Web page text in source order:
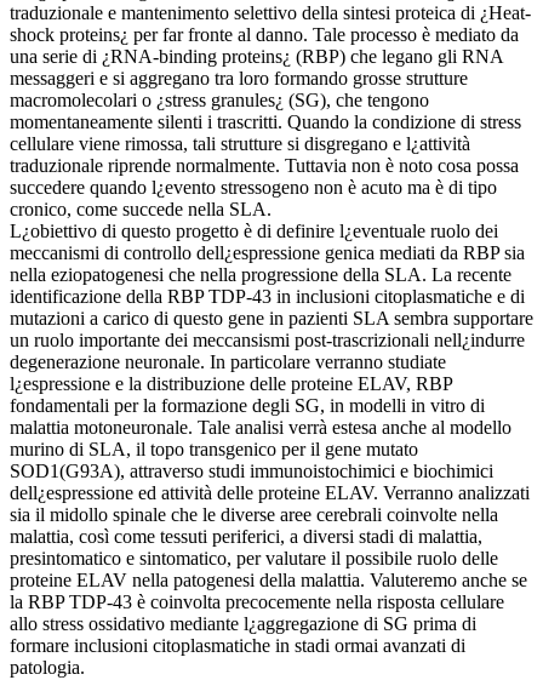
traduzionale e mantenimento selettivo della sintesi proteica di ¿Heat-
shock proteins¿ per far fronte al danno. Tale processo è mediato da
una serie di ¿RNA-binding proteins¿ (RBP) che legano gli RNA
messaggeri e si aggregano tra loro formando grosse strutture
macromolecolari o ¿stress granules¿ (SG), che tengono
momentaneamente silenti i trascritti. Quando la condizione di stress
cellulare viene rimossa, tali strutture si disgregano e l¿attività
traduzionale riprende normalmente. Tuttavia non è noto cosa possa
succedere quando l¿evento stressogeno non è acuto ma è di tipo
cronico, come succede nella SLA.
L¿obiettivo di questo progetto è di definire l¿eventuale ruolo dei
meccanismi di controllo dell¿espressione genica mediati da RBP sia
nella eziopatogenesi che nella progressione della SLA. La recente
identificazione della RBP TDP-43 in inclusioni citoplasmatiche e di
mutazioni a carico di questo gene in pazienti SLA sembra supportare
un ruolo importante dei meccansismi post-trascrizionali nell¿indurre
degenerazione neuronale. In particolare verranno studiate
l¿espressione e la distribuzione delle proteine ELAV, RBP
fondamentali per la formazione degli SG, in modelli in vitro di
malattia motoneuronale. Tale analisi verrà estesa anche al modello
murino di SLA, il topo transgenico per il gene mutato
SOD1(G93A), attraverso studi immunoistochimici e biochimici
dell¿espressione ed attività delle proteine ELAV. Verranno analizzati
sia il midollo spinale che le diverse aree cerebrali coinvolte nella
malattia, così come tessuti periferici, a diversi stadi di malattia,
presintomatico e sintomatico, per valutare il possibile ruolo delle
proteine ELAV nella patogenesi della malattia. Valuteremo anche se
la RBP TDP-43 è coinvolta precocemente nella risposta cellulare
allo stress ossidativo mediante l¿aggregazione di SG prima di
formare inclusioni citoplasmatiche in stadi ormai avanzati di
patologia.